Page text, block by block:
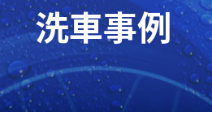
洗車事例